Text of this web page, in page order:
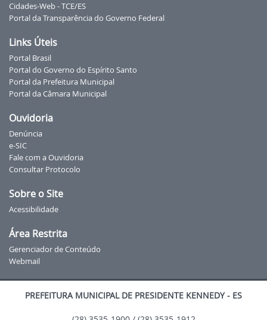
Cidades-Web - TCE/ES
Portal da Transparência do Governo Federal
Links Úteis
Portal Brasil
Portal do Governo do Espírito Santo
Portal da Prefeitura Municipal
Portal da Câmara Municipal
Ouvidoria
Denúncia
e-SIC
Fale com a Ouvidoria
Consultar Protocolo
Sobre o Site
Acessibilidade
Área Restrita
Gerenciador de Conteúdo
Webmail
PREFEITURA MUNICIPAL DE PRESIDENTE KENNEDY - ES